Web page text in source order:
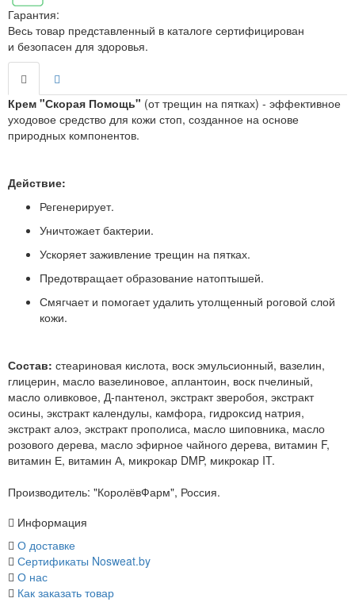
Гарантия:
Весь товар представленный в каталоге сертифицирован
и безопасен для здоровья.
Крем "Скорая Помощь" (от трещин на пятках) - эффективное
уходовое средство для кожи стоп, созданное на основе
природных компонентов.
Действие:
Регенерирует.
Уничтожает бактерии.
Ускоряет заживление трещин на пятках.
Предотвращает образование натоптышей.
Смягчает и помогает удалить утолщенный роговой слой
кожи.
Состав: стеариновая кислота, воск эмульсионный, вазелин,
глицерин, масло вазелиновое, аплантоин, воск пчелиный,
масло оливковое, Д-пантенол, экстракт зверобоя, экстракт
осины, экстракт календулы, камфора, гидроксид натрия,
экстракт алоэ, экстракт прополиса, масло шиповника, масло
розового дерева, масло эфирное чайного дерева, витамин F,
витамин Е, витамин А, микрокар DMP, микрокар IT.
Производитель: "КоролёвФарм", Россия.
Информация
О доставке
Сертификаты Nosweat.by
О нас
Как заказать товар